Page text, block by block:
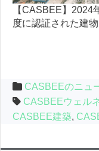
【CASBEE】2024
度に認証された建
CASBEEのニュ
CASBEEウェル
CASBEE建築,